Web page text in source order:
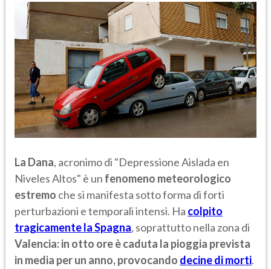
La Dana, acronimo di "Depressione Aislada en
Niveles Altos" è un fenomeno meteorologico
estremo che si manifesta sotto forma di forti
perturbazioni e temporali intensi. Ha colpito
tragicamente la Spagna, soprattutto nella zona di
Valencia: in otto ore è caduta la pioggia prevista
in media per un anno, provocando decine di morti.